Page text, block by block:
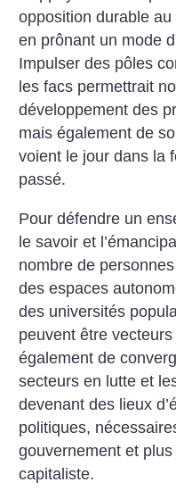
opposition durable
en prônant un mode
Impulser des pôles
les facs permettrait
développement des
mais également de
voient le jour dans la
passé.
Pour défendre un
le savoir et
nombre de
des espaces
des universités
peuvent être
également de
secteurs en lutte et
devenant des lieux
politiques,
gouvernement et
capitaliste.